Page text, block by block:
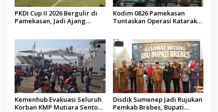
PKDI Cup II 2026 Bergulir di
Pamekasan, Jadi Ajang
Kodim 0826 Pamekasan
Tuntaskan Operasi Katarak
Kemenhub Evakuasi Seluruh
Korban KMP Mutiara Sentosa
Disdik Sumenep Jadi Rujukan
Pemkab Brebes, Bupati